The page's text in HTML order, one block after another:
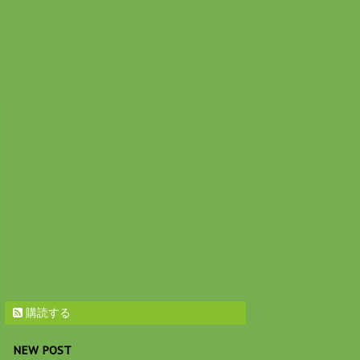
購読する
NEW POST